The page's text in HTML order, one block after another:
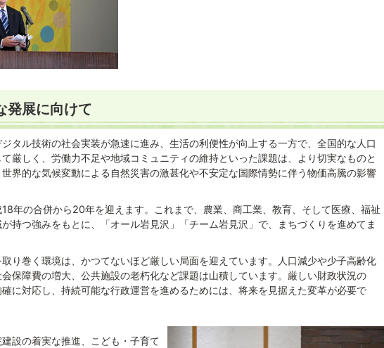
発展に向けて
タル技術の社会実装が急速に進み、生活の利便性が向上する一方で、全国的な人口
厳しく、労働力不足や地域コミュニティの維持といった課題は、より切実なものと
界的な気候変動による自然災害の激甚化や不安定な国際情勢に伴う物価高騰の影響
年の合併から20年を迎えます。これまで、農業、商工業、教育、そして医療、福祉
持つ強みをもとに、「オール岩見沢」「チーム岩見沢」で、まちづくりを進めてま
り巻く環境は、かつてないほど厳しい局面を迎えています。人口減少や少子高齢化
保障費の増大、公共施設の老朽化など課題は山積しています。厳しい財政状況の
に対応し、持続可能な行政運営を進めるためには、将来を見据えた変革が必要で
設の着実な推進、こども・子育て